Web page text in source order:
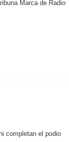
Marca de Radio
completan el podio